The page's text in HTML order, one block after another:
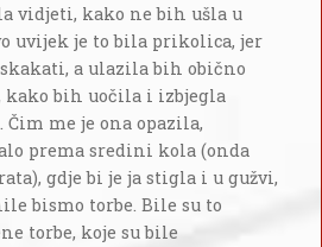
vidjeti, kako ne bih ušla u
uvijek je to bila prikolica, jer
a ulazila bih obično
kako bih uočila i izbjegla
me je ona opazila,
prema sredini kola (onda
gdje bi je ja stigla i u gužvi,
bismo torbe. Bile su to
torbe, koje su bile